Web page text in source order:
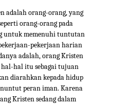
adalah orang-orang, yang
orang-orang pada
untuk memenuhi tuntutan
pekerjaan harian
adalah, orang Kristen
hal itu sebagai tujuan
diarahkan kepada hidup
peran iman. Karena
Kristen sedang dalam